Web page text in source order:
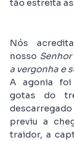
tão estreita
Nós
nosso
a vergonha e
A agonia foi
gotas do
previu a
traidor, a